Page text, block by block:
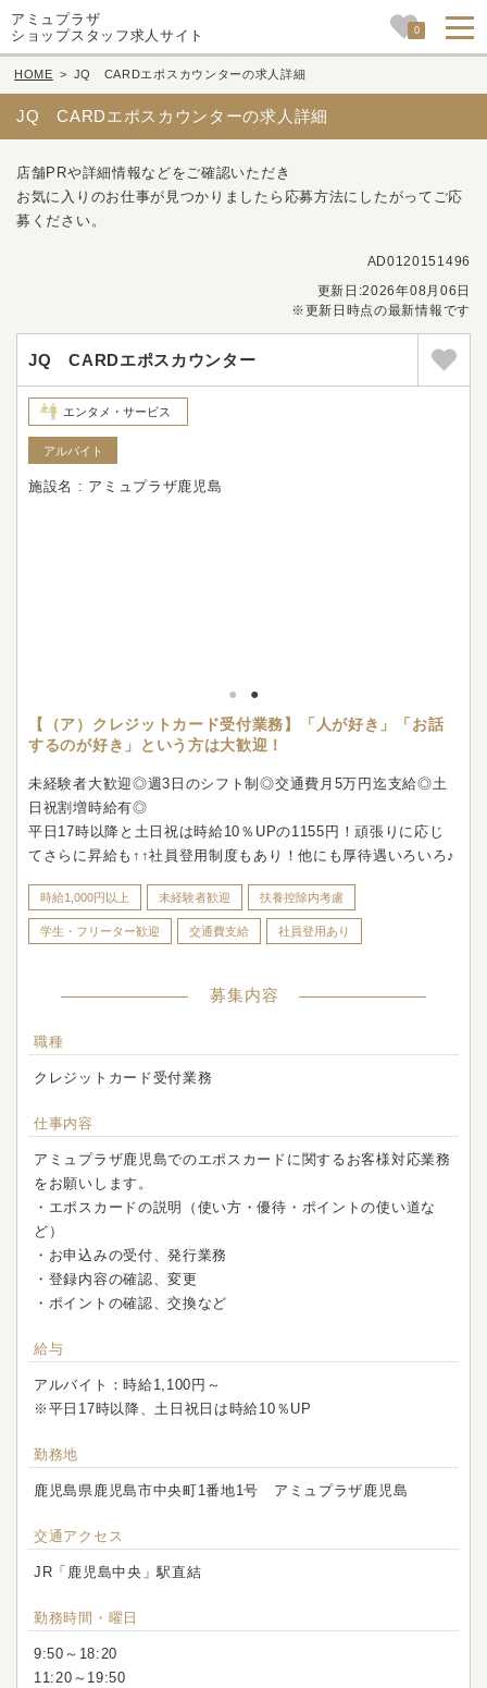
アミュプラザ
ショップスタッフ求人サイト
0
HOME > JQ CARDエポスカウンターの求人詳細
JQ CARDエポスカウンターの求人詳細
店舗PRや詳細情報などをご確認いただき
お気に入りのお仕事が見つかりましたら応募方法にしたがってご応
募ください。
AD0120151496
更新日:2026年08月06日
※更新日時点の最新情報です
JQ CARDエポスカウンター
エンタメ・サービス
アルバイト
施設名 : アミュプラザ鹿児島
【（ア）クレジットカード受付業務】「人が好き」「お話
するのが好き」という方は大歓迎！
未経験者大歓迎◎週3日のシフト制◎交通費月5万円迄支給◎土
日祝割増時給有◎
平日17時以降と土日祝は時給10％UPの1155円！頑張りに応じ
てさらに昇給も↑↑社員登用制度もあり！他にも厚待遇いろいろ♪
時給1,000円以上 未経験者歓迎 扶養控除内考慮
学生・フリーター歓迎 交通費支給 社員登用あり
募集内容
職種
クレジットカード受付業務
仕事内容
アミュプラザ鹿児島でのエポスカードに関するお客様対応業務
をお願いします。
・エポスカードの説明（使い方・優待・ポイントの使い道な
ど）
・お申込みの受付、発行業務
・登録内容の確認、変更
・ポイントの確認、交換など
給与
アルバイト：時給1,100円～
※平日17時以降、土日祝日は時給10％UP
勤務地
鹿児島県鹿児島市中央町1番地1号 アミュプラザ鹿児島
交通アクセス
JR「鹿児島中央」駅直結
勤務時間・曜日
9:50～18:20
11:20～19:50